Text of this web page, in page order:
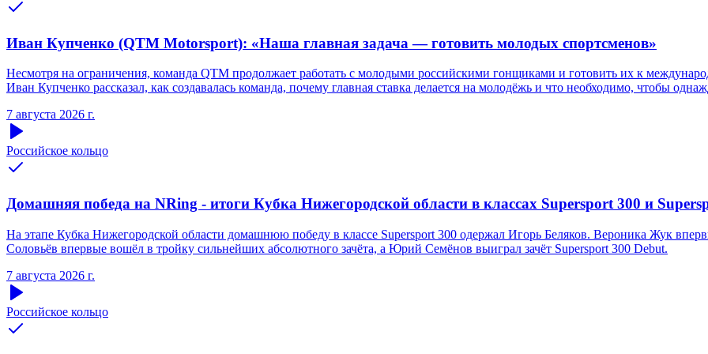
Иван Купченко (QTM Motorsport): «Наша главная задача — готовить молодых спортсменов»
Несмотря на ограничения, команда QTM продолжает работать с молодыми российскими гонщиками и готовить их к
Иван Купченко рассказал, как создавалась команда, почему главная ставка делается на молодёжь и что необходимо, чтобы
7 августа 2026 г.
Российское кольцо
Домашняя победа на NRing - итоги Кубка Нижегородской области в классах Supersport 300 и
На этапе Кубка Нижегородской области домашнюю победу в классе Supersport 300 одержал Игорь Беляков. Вероника Жук
Соловьёв впервые вошёл в тройку сильнейших абсолютного зачёта, а Юрий Семёнов выиграл зачёт Supersport 300 Debut.
7 августа 2026 г.
Российское кольцо